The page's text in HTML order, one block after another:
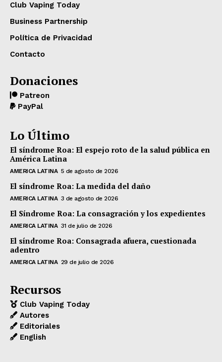
Club Vaping Today
Business Partnership
Política de Privacidad
Contacto
Donaciones
Patreon
PayPal
Lo Último
El síndrome Roa: El espejo roto de la salud pública en
América Latina
AMERICA LATINA 5 de agosto de 2026
El síndrome Roa: La medida del daño
AMERICA LATINA 3 de agosto de 2026
El Síndrome Roa: La consagración y los expedientes
AMERICA LATINA 31 de julio de 2026
El síndrome Roa: Consagrada afuera, cuestionada
adentro
AMERICA LATINA 29 de julio de 2026
Recursos
Club Vaping Today
Autores
Editoriales
English